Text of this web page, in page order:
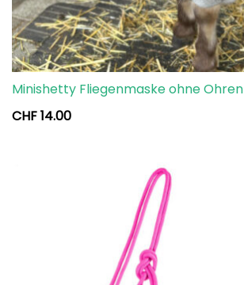
Minishetty Fliegenmaske ohne Ohren
CHF14.00